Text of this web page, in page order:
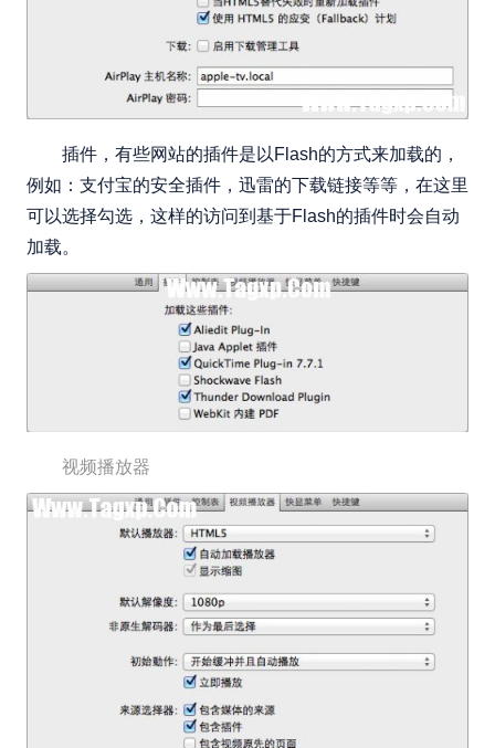
插件，有些网站的插件是以Flash的方式来加载的，
例如：支付宝的安全插件，迅雷的下载链接等等，在这里
可以选择勾选，这样的访问到基于Flash的插件时会自动
加载。
视频播放器